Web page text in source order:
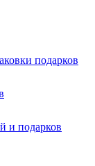
подарков
и подарков